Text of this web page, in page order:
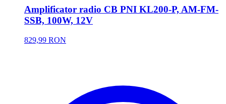
Amplificator radio CB PNI KL200-P, AM-FM-
SSB, 100W, 12V
829,99 RON